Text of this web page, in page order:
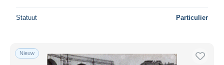
Statuut Particulier
Nieuw